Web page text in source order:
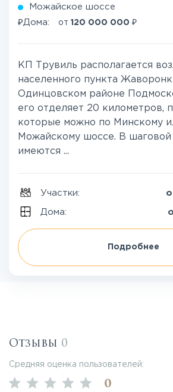
Можайское шоссе
₽Дома: от 120 000 000 ₽
КП Трувиль располагается
населенного пункта
Одинцовском районе
его отделяет 20 километров,
которые можно по Минскому
Можайскому шоссе. В шаговой
имеются ...
Участки:
Дома:
Подробнее
Отзывы 0
Средняя оценка пользователей:
0